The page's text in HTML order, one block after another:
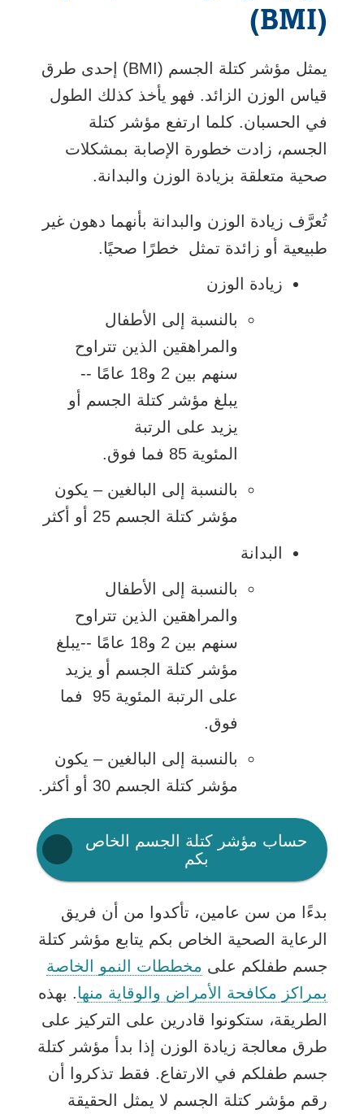
(BMI)
يمثل مؤشر كتلة الجسم (BMI) إحدى طرق
قياس الوزن الزائد. فهو يأخذ كذلك الطول
في الحسبان. كلما ارتفع مؤشر كتلة
الجسم، زادت خطورة الإصابة بمشكلات
صحية متعلقة بزيادة الوزن والبدانة.
تُعرَّف زيادة الوزن والبدانة بأنهما دهون غير
طبيعية أو زائدة تمثل خطرًا صحيًا.
زيادة الوزن
بالنسبة إلى الأطفال
والمراهقين الذين تتراوح
سنهم بين 2 و18 عامًا --
يبلغ مؤشر كتلة الجسم أو
يزيد على الرتبة
المئوية 85 فما فوق.
بالنسبة إلى البالغين – يكون
مؤشر كتلة الجسم 25 أو أكثر
البدانة
بالنسبة إلى الأطفال
والمراهقين الذين تتراوح
سنهم بين 2 و18 عامًا --يبلغ
مؤشر كتلة الجسم أو يزيد
على الرتبة المئوية 95 فما
فوق.
بالنسبة إلى البالغين – يكون
مؤشر كتلة الجسم 30 أو أكثر.
حساب مؤشر كتلة الجسم الخاص
بكم
نافذة
جديدة
بدءًا من سن عامين، تأكدوا من أن فريق
الرعاية الصحية الخاص بكم يتابع مؤشر كتلة
جسم طفلكم على مخططات النمو الخاصة
بمراكز مكافحة الأمراض والوقاية منهايفتح
الرابط
في
نافذة
جديدة
. بهذه
الطريقة، ستكونوا قادرين على التركيز على
طرق معالجة زيادة الوزن إذا بدأ مؤشر كتلة
جسم طفلكم في الارتفاع. فقط تذكروا أن
رقم مؤشر كتلة الجسم لا يمثل الحقيقة